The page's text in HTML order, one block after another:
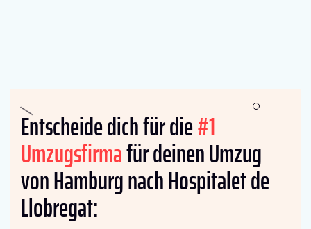
Entscheide dich für die#1
Umzugsfirmafür deinen Umzug
von Hamburg nach Hospitalet de
Llobregat: